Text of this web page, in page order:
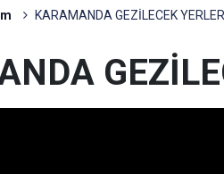
KARAMANDA GEZİLECEK YERLER